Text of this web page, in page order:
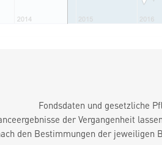
Fondsdaten und gesetzliche
der Vergangenheit
den Bestimmungen der jeweiligen